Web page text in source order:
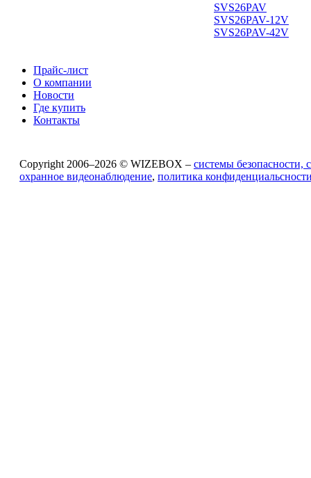
SVS26PAV
SVS26PAV-12V
SVS26PAV-42V
Прайс-лист
О компании
Новости
Где купить
Контакты
Copyright 2006–2026 © WIZEBOX – системы безопасности,
охранное видеонаблюдение, политика